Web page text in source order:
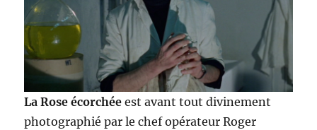
La Rose écorchéeest avant tout divinement
photographié par le chef opérateur Roger